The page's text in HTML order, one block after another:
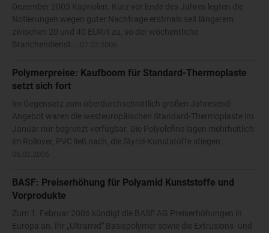
Dezember 2005 Kapriolen. Kurz vor Ende des Jahres legten die
Notierungen wegen guter Nachfrage erstmals seit längerem
zwischen 20 und 40 EUR/t zu, so der wöchentliche
Branchendienst...
Polymerpreise: Kaufboom für Standard-Thermoplaste
setzt sich fort
Im Gegensatz zum überdurchschnittlich großen Jahresend-
Angebot waren die westeuropäischen Standard-Thermoplaste im
Januar nur begrenzt verfügbar. Die Polyolefine lagen mehrheitlich
im Rollover, PVC ließ nach, die Styrol-Kunststoffe stiegen...
BASF: Preiserhöhung für Polyamid Kunststoffe und
Vorprodukte
Zum 1. Februar 2006 kündigt die BASF AG Preiserhöhungen in
Europa an. Ihr „Ultramid" Basispolymer sowie die Extrusions- und